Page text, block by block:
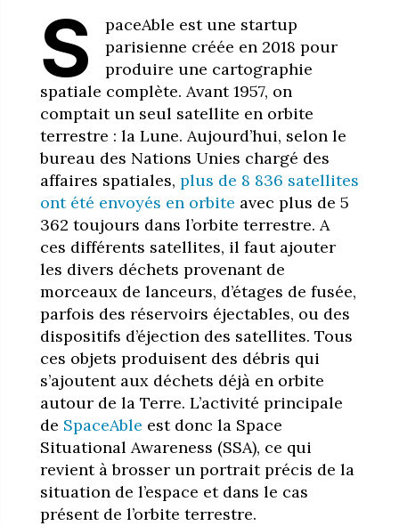
S
paceAble est une startup
parisienne créée en 2018 pour
produire une cartographie
spatiale complète. Avant 1957, on
comptait un seul satellite en orbite
terrestre : la Lune. Aujourd’hui, selon le
bureau des Nations Unies chargé des
affaires spatiales, plus de 8 836 satellites
ont été envoyés en orbite avec plus de 5
362 toujours dans l’orbite terrestre. A
ces différents satellites, il faut ajouter
les divers déchets provenant de
morceaux de lanceurs, d’étages de fusée,
parfois des réservoirs éjectables, ou des
dispositifs d’éjection des satellites. Tous
ces objets produisent des débris qui
s’ajoutent aux déchets déjà en orbite
autour de la Terre. L’activité principale
de SpaceAble est donc la Space
Situational Awareness (SSA), ce qui
revient à brosser un portrait précis de la
situation de l’espace et dans le cas
présent de l’orbite terrestre.